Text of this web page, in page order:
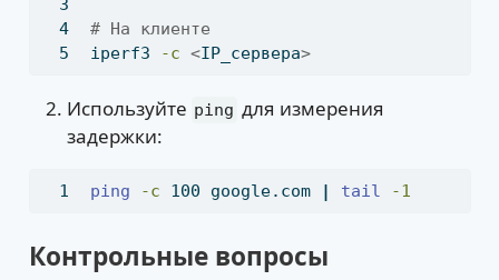
# На клиенте
iperf3
-c <IP_сервера>
Используйте ping для измерения
задержки:
ping -c 100 google.com | tail -1
Контрольные вопросы